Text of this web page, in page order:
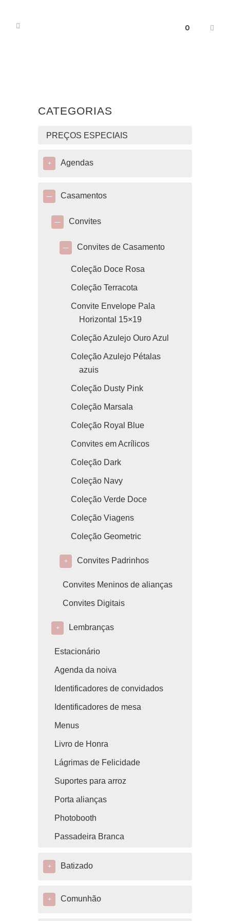
0
CATEGORIAS
PREÇOS ESPECIAIS
+ Agendas
— Casamentos
— Convites
— Convites de Casamento
Coleção Doce Rosa
Coleção Terracota
Convite Envelope Pala
Horizontal 15×19
Coleção Azulejo Ouro Azul
Coleção Azulejo Pétalas
azuis
Coleção Dusty Pink
Coleção Marsala
Coleção Royal Blue
Convites em Acrílicos
Coleção Dark
Coleção Navy
Coleção Verde Doce
Coleção Viagens
Coleção Geometric
+ Convites Padrinhos
Convites Meninos de alianças
Convites Digitais
+ Lembranças
Estacionário
Agenda da noiva
Identificadores de convidados
Identificadores de mesa
Menus
Livro de Honra
Lágrimas de Felicidade
Suportes para arroz
Porta alianças
Photobooth
Passadeira Branca
+ Batizado
+ Comunhão